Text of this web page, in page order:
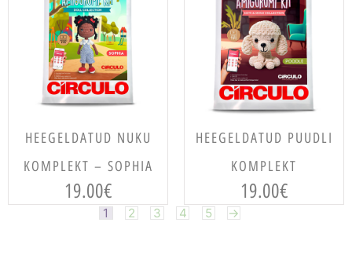
LISA KORVI
HEEGELDATUD NUKU
KOMPLEKT – SOPHIA
19.00€
LISA KORVI
HEEGELDATUD PUUDLI
KOMPLEKT
19.00€
1 2 3 4 5 →